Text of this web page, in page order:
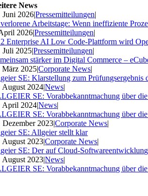
News
Juni 2026|Pressemitteilungen|
Arbeitstage: Wenn ineffiziente
2026|Pressemitteilungen|
Enterprise AI Low Code-Plattform wird
Juli 2025|Pressemitteilungen|
stärker im Digital Commerce –
März 2025|Corporate News|
SE: Klarstellung zum Prüfungsergebnis
August 2024|News|
SE: Vorabbekanntmachung über
April 2024|News|
SE: Vorabbekanntmachung über
Dezember 2023|Corporate News|
SE: Allgeier stellt klar
August 2023|Corporate News|
SE: Der auf Cloud-
August 2023|News|
SE: Vorabbekanntmachung über